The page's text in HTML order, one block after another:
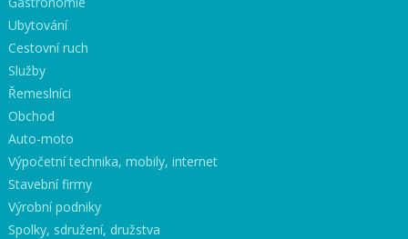
Ubytování
Cestovní ruch
Služby
Řemeslníci
Obchod
Auto-moto
Výpočetní technika, mobily, internet
Stavební firmy
Výrobní podniky
Spolky, sdružení, družstva